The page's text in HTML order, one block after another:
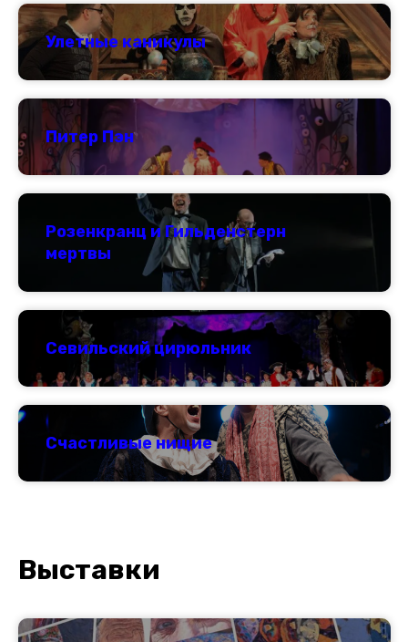
Улетные каникулы
Питер Пэн
Розенкранц и Гильденстерн
мертвы
Севильский цирюльник
Счастливые нищие
Выставки